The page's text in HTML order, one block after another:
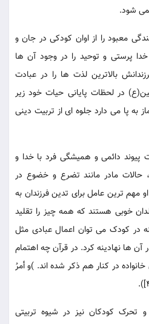
شود.
معبود را از اوان کودکی در جان و
پرستی و توحید را در وجود آن ها
بالاترین لذت ها را در عبادت
در لحظات پایانی حیات خود زیر
به پا می دارد جلوه ای از تربیت دینی
دائمی و همیشگی فرد با خدا و
حالات مادر مانند تضرع و خضوع در
مهم ترین عامل برای تدین فرزندان به
خوبی هستند که همه چیز را تقلید
در کودک می توان اعمال عبادی مثل
آن ها نهادینه کرد. در قرآن چه اهتمام
در کنار هم ذکر شده اند. )و أمرُ
تحرک کودکان نیز در شیوه تربیتی